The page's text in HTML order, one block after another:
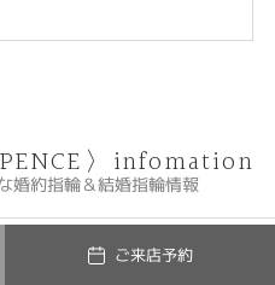
〉infomation
婚約指輪＆結婚指輪情報
なデザインで大人可愛い婚約指
ご来店予約